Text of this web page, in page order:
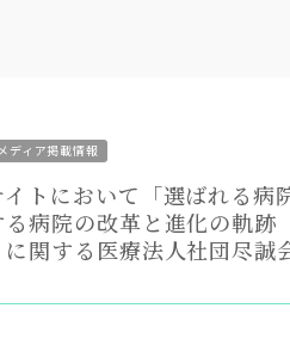
メディア掲載情報
イトにおいて「選ばれる
る病院の改革と進化の軌
関する医療法人社団尽誠